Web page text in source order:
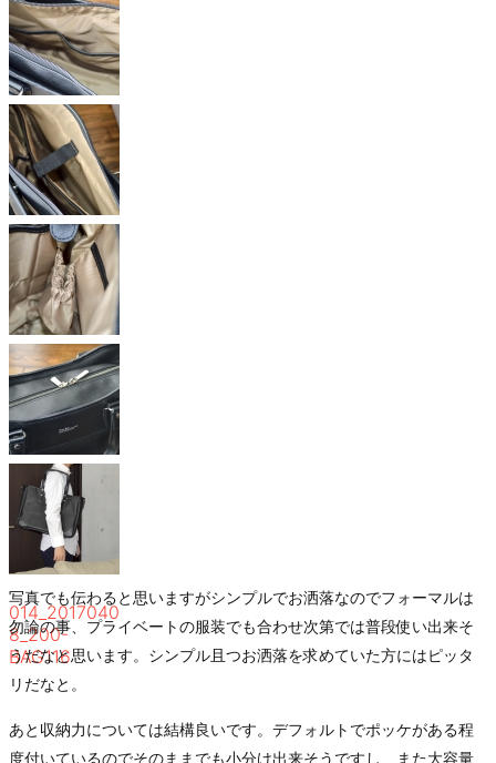
009_201704
08_200-
BAG116
010_2017040
8_200-
BAG116
011_2017040
8_200-
BAG116
012_2017040
8_200-
BAG116
013_2017040
8_200-
BAG116
014_2017040
8_200-
BAG116
写真でも伝わると思いますがシンプルでお洒落なのでフォーマルは
勿論の事、プライベートの服装でも合わせ次第では普段使い出来そ
うだなと思います。シンプル且つお洒落を求めていた方にはピッタ
リだなと。
あと収納力については結構良いです。デフォルトでポッケがある程
度付いているのでそのままでも小分け出来そうですし、また大容量